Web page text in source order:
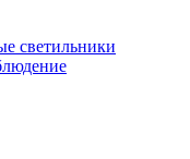
светильники